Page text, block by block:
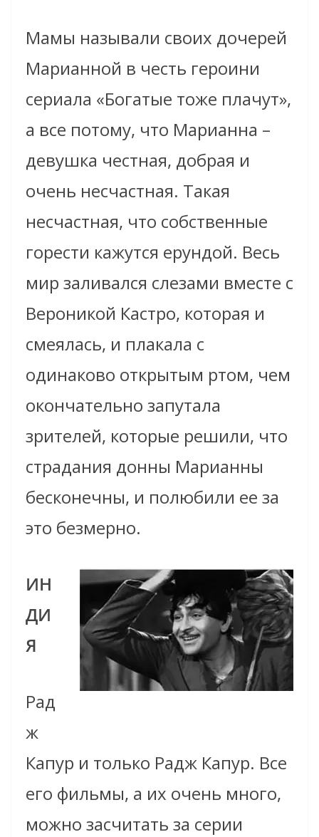
Мамы называли своих дочерей
Марианной в честь героини
сериала «Богатые тоже плачут»,
а все потому, что Марианна –
девушка честная, добрая и
очень несчастная. Такая
несчастная, что собственные
горести кажутся ерундой. Весь
мир заливался слезами вместе с
Вероникой Кастро, которая и
смеялась, и плакала с
одинаково открытым ртом, чем
окончательно запутала
зрителей, которые решили, что
страдания донны Марианны
бесконечны, и полюбили ее за
это безмерно.
ИН
ДИ
Я
Рад
ж
Капур и только Радж Капур. Все
его фильмы, а их очень много,
можно засчитать за серии